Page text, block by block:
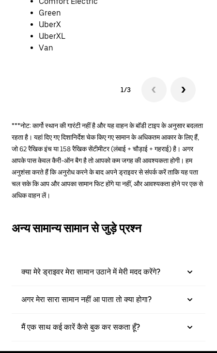
Green
UberX
UberXL
Van
1/3
***नोट: कार्गो स्थान की गारंटी नहीं है और यह वाहन के बॉडी टाइप के अनुसार बदलता
रहता है। यहां दिए गए दिशानिर्देश चेक किए गए सामान के अधिकतम आकार के लिए हैं,
जो 62 रैखिक इंच या 158 रैखिक सेंटीमीटर (लंबाई + चौड़ाई + गहराई) है। अगर
आपके पास केवल कैरी-ऑन बैग है तो आपको कम जगह की आवश्यकता होगी। हम
अनुशंसा करते हैं कि अनुरोध करने के बाद अपने ड्राइवर से संपर्क करें ताकि यह पता
चल सके कि आप और आपका सामान फिट होंगे या नहीं, और आवश्यकता होने पर एक से
अधिक वाहन लें।
अन्य सामान्य सामान से जुड़े प्रश्न
क्या मेरे ड्राइवर मेरा सामान उठाने में मेरी मदद करेंगे?
अगर मेरा सारा सामान नहीं आ पाता तो क्या होगा?
मैं एक साथ कई कारें कैसे बुक कर सकता हूँ?